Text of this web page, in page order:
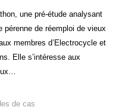
une pré-étude analysant
pérenne de réemploi de vieux
membres d’Electrocycle et
Elle s’intéresse aux
de cas